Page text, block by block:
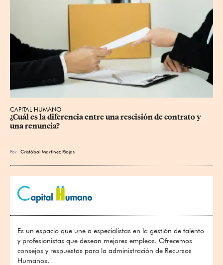
CAPITAL HUMANO
¿Cuál es la diferencia entre una rescisión de contrato y
una renuncia?
Por Cristóbal Martínez Riojas
Es un espacio que une a especialistas en la gestión de talento
y profesionistas que desean mejores empleos. Ofrecemos
consejos y respuestas para la administración de Recursos
Humanos.